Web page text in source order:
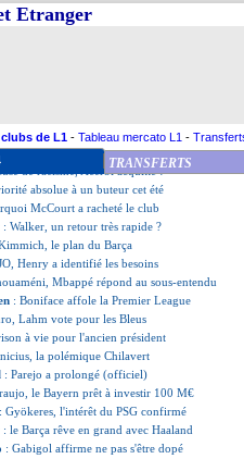
Etranger
clubs de L1 - Tableau mercato L1 -
TRANSFERTS
se livre sur son départ
rêve du PSG !
Aynaoui, Regragui perd patience
: Corée du Sud et Chine font le job
de racisme, Acerbi acquitté !
absolue à un buteur cet été
McCourt a racheté le club
: Walker, un retour très rapide ?
le plan du Barça
Henry a identifié les besoins
Mbappé répond au sous-entendu
: Boniface affole la Premier League
Lahm vote pour les Bleus
à vie pour l'ancien président
la polémique Chilavert
: Parejo a prolongé (officiel)
le Bayern prêt à investir 100 M€
: Gyökeres, l'intérêt du PSG confirmé
: le Barça rêve en grand avec Haaland
: Gabigol affirme ne pas s'être dopé